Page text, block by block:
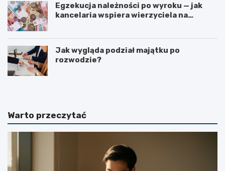
Egzekucja należności po wyroku — jak
kancelaria wspiera wierzyciela na
Jak wygląda podział majątku po
rozwodzie?
Warto przeczytać